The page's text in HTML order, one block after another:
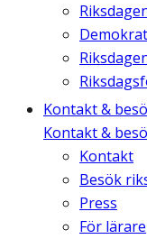
Kontakt &
Kontakt &
Kontakt
Besök
Press
För lärare